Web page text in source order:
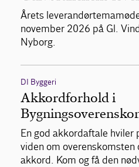
Årets
november 2026 på Gl.
Nyborg.
DI Byggeri
Akkordforhold i
En god akkordaftale hviler
viden om overenskomsten
akkord. Kom og få den